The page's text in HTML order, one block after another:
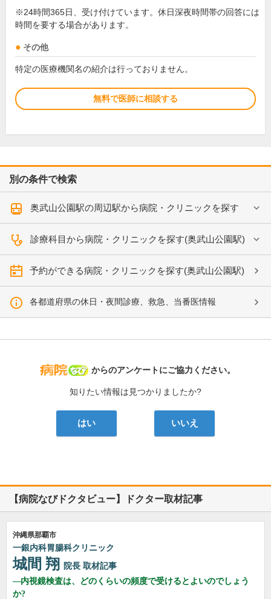
※24時間365日、受け付けています。休日深夜時間帯の回答には
時間を要する場合があります。
その他
特定の医療機関名の紹介は行っておりません。
無料で医師に相談する
別の条件で検索
奥武山公園駅の周辺駅から病院・クリニックを探す
診療科目から病院・クリニックを探す(奥武山公園駅)
予約ができる病院・クリニックを探す(奥武山公園駅)
各都道府県の休日・夜間診療、救急、当番医情報
病院なび
からのアンケートにご協力ください。
知りたい情報は見つかりましたか?
はい いいえ
【病院なびドクタビュー】ドクター取材記事
沖縄県那覇市
一銀内科胃腸科クリニック
城間 翔 院長 取材記事
内視鏡検査は、どのくらいの頻度で受けるとよいのでしょう
か?